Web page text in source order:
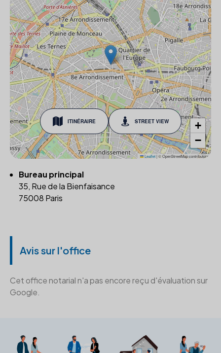
ITINÉRAIRE STREET VIEW
+
−
Leaflet|© OpenStreetMap contributors
Bureau principal
35, Rue de la Bienfaisance
75008 Paris
Avis sur l'office
Cet office notarial n'a pas encore reçu d'évaluation sur
Google.